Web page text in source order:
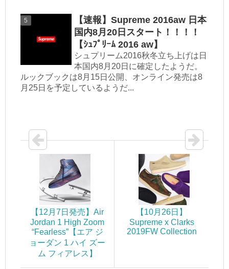
【速報】Supreme 2016aw 日本
国内8月20日スタート！！！！
【ｼｭﾌﾟﾘｰﾑ 2016 aw】
シュプリーム2016秋冬立ち上げは日
本国内8月20日に確定したようだ。
ルックブックは8月15日公開、オンライン発売は8
月25日を予定しているようだ...
【12月7日発売】Air
Jordan 1 High Zoom
“Fearless”【エア ジ
ョーダン 1 ハイ ズー
ム フィアレス】
【10月26日】
Supreme x Clarks
2019FW Collection